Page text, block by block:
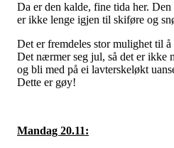
Da er den kalde, fine tida her.
er ikke lenge igjen til skiføre og
Det er fremdeles stor mulighet til å
Det nærmer seg jul, så det er ikke
og bli med på ei lavterskeløkt
Dette er gøy!
Mandag 20.11: